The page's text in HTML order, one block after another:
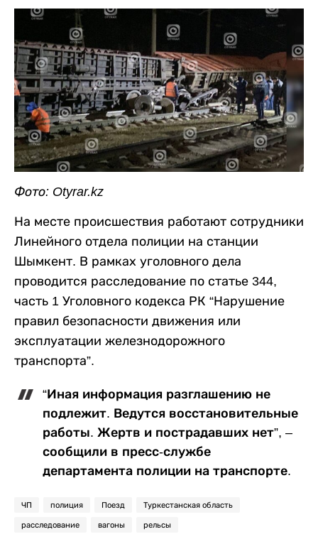
Фото: Otyrar.kz
На месте происшествия работают сотрудники
Линейного отдела полиции на станции
Шымкент. В рамках уголовного дела
проводится расследование по статье 344,
часть 1 Уголовного кодекса РК “Нарушение
правил безопасности движения или
эксплуатации железнодорожного
транспорта”.
“Иная информация разглашению не
подлежит. Ведутся восстановительные
работы. Жертв и пострадавших нет”, –
сообщили в пресс-службе
департамента полиции на транспорте.
ЧП полиция Поезд Туркестанская область
расследование вагоны рельсы